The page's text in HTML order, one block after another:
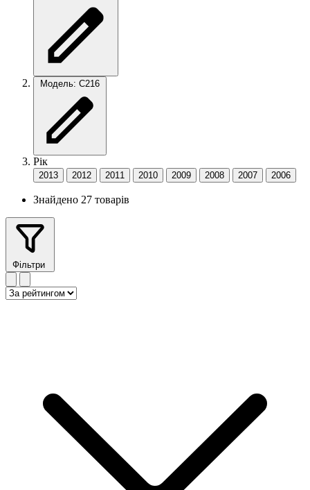
Модель: C216
Рік
2013 2012 2011 2010 2009 2008 2007 2006
Знайдено 27 товарів
Фільтри